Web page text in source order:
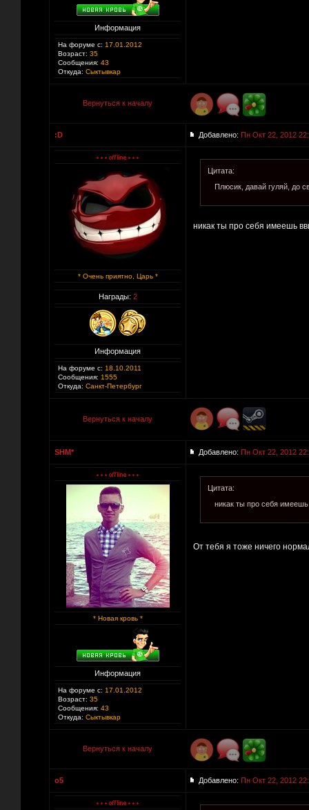
Информация
На форуме с: 17.01.2012
Возраст: 35
Сообщения: 43
Откуда: Сыктывкар
Вернуться к началу
:D Добавлено: Пн Окт 22, 2012
* Очень приятно, Царь *
Награды: 2
Информация
На форуме с: 18.10.2011
Сообщения: 1555
Откуда: Санкт-Петербург
Цитата:
Плюсик, давай гуляй, до
никак ты про себя имеешь
Вернуться к началу
SHM* Добавлено: Пн Окт 22, 2012
* Новая кровь *
Информация
На форуме с: 17.01.2012
Возраст: 35
Сообщения: 43
Откуда: Сыктывкар
Цитата:
никак ты про себя
От тебя я тоже ничего
Вернуться к началу
o5 Добавлено: Пн Окт 22, 2012